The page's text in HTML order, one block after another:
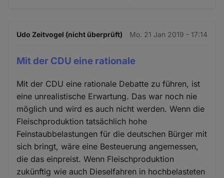
Udo Zeitvogel (nicht überprüft) Mo. 21 Jan 2019 - 17:14
Mit der CDU eine rationale
Mit der CDU eine rationale Debatte zu führen, ist
eine unrealistische Erwartung. Das war noch nie
möglich und wird es auch nicht werden. Wenn die
Fleischproduktion tatsächlich hohe
Feinstaubbelastungen für die deutschen Bürger mit
sich bringt, wäre eine Besteuerung angemessen,
die das einpreist. Wenn Fleischproduktion
zukünftig wie auch Dieselfahren in hochbelasteten